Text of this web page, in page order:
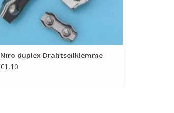
Niro duplex Drahtseilklemme
€1,10